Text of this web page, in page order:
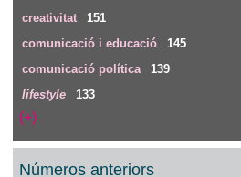
creativitat
151
comunicació i educació
145
comunicació política
139
lifestyle
133
(+)
Números anteriors